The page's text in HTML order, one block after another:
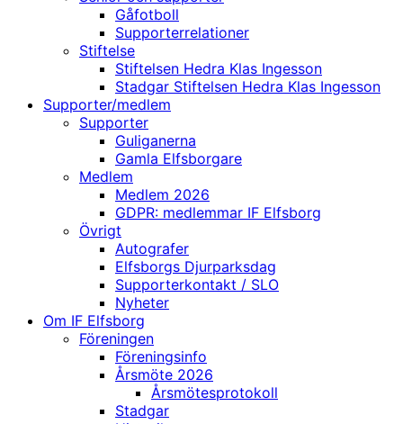
Gåfotboll
Supporterrelationer
Stiftelse
Stiftelsen Hedra Klas Ingesson
Stadgar Stiftelsen Hedra Klas Ingesson
Supporter/medlem
Supporter
Guliganerna
Gamla Elfsborgare
Medlem
Medlem 2026
GDPR: medlemmar IF Elfsborg
Övrigt
Autografer
Elfsborgs Djurparksdag
Supporterkontakt / SLO
Nyheter
Om IF Elfsborg
Föreningen
Föreningsinfo
Årsmöte 2026
Årsmötesprotokoll
Stadgar